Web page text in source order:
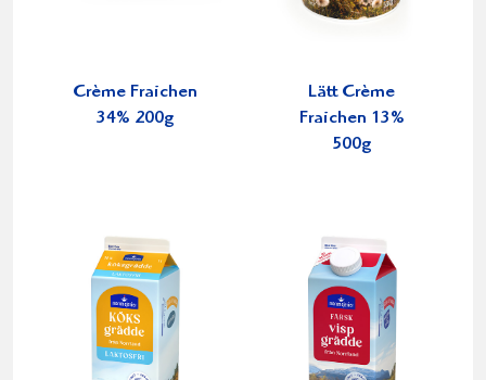
Crème Fraichen
34% 200g
Lätt Crème
Fraichen 13%
500g